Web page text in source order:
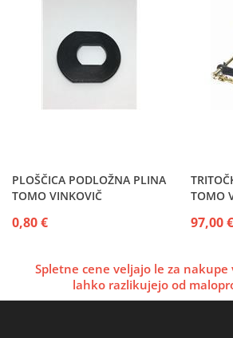
PLOŠČICA PODLOŽNA PLINA
TOMO VINKOVIČ
0,80 €
TOMO
97,00 €
Spletne cene veljajo le za
lahko razlikujejo od